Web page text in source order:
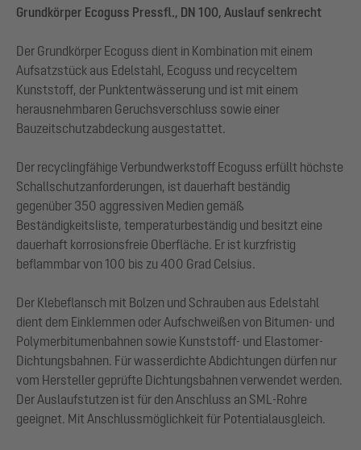
Grundkörper Ecoguss Pressfl., DN 100, Auslauf senkrecht
Der Grundkörper Ecoguss dient in Kombination mit einem
Aufsatzstück aus Edelstahl, Ecoguss und recyceltem
Kunststoff, der Punktentwässerung und ist mit einem
herausnehmbaren Geruchsverschluss sowie einer
Bauzeitschutzabdeckung ausgestattet.
Der recyclingfähige Verbundwerkstoff Ecoguss erfüllt höchste
Schallschutzanforderungen, ist dauerhaft beständig
gegenüber 350 aggressiven Medien gemäß
Beständigkeitsliste, temperaturbeständig und besitzt eine
dauerhaft korrosionsfreie Oberfläche. Er ist kurzfristig
beflammbar von 100 bis zu 400 Grad Celsius.
Der Klebeflansch mit Bolzen und Schrauben aus Edelstahl
dient dem Einklemmen oder Aufschweißen von Bitumen- und
Polymerbitumenbahnen sowie Kunststoff- und Elastomer-
Dichtungsbahnen. Für wasserdichte Abdichtungen dürfen nur
vom Hersteller geprüfte Dichtungsbahnen verwendet werden.
Der Auslaufstutzen ist für den Anschluss an SML-Rohre
geeignet. Mit Anschlussmöglichkeit für Potentialausgleich.